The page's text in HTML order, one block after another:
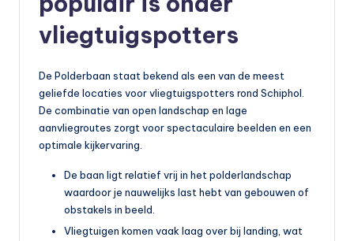
ovliegtuigspotters
De Polderbaan staat bekend als een van de meest
geliefde locaties voor vliegtuigspotters rond Schiphol.
De combinatie van open landschap en lage
aanvliegroutes zorgt voor spectaculaire beelden en een
optimale kijkervaring.
De baan ligt relatief vrij in het polderlandschap
waardoor je nauwelijks last hebt van gebouwen of
obstakels in beeld.
Vliegtuigen komen vaak laag over bij landing, wat